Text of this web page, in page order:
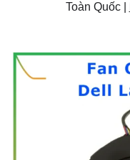
Toàn Quốc |